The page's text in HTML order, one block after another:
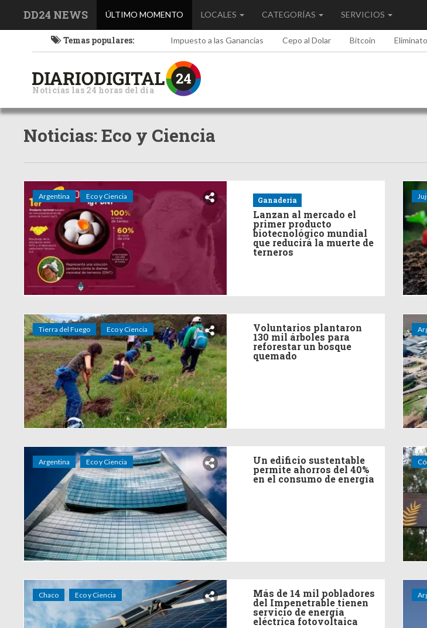
DD24 NEWS ÚLTIMO MOMENTO (current)LOCALES CATEGORÍAS SERVICIOS
Temas populares: Impuesto a las Ganancias Cepo al Dolar Bitcoin
Noticias las 24 horas del día
Noticias: Eco y Ciencia
Argentina Eco y Ciencia Ganadería
Lanzan al mercado el
primer producto
biotecnológico mundial
que reducirá la muerte de
terneros
Tierra del Fuego Eco y Ciencia Voluntarios plantaron
130 mil árboles para
reforestar un bosque
quemado
Argentina Eco y Ciencia Un edificio sustentable
permite ahorros del 40%
en el consumo de energía
Chaco Eco y Ciencia Más de 14 mil pobladores
del Impenetrable tienen
servicio de energía
eléctrica fotovoltaica